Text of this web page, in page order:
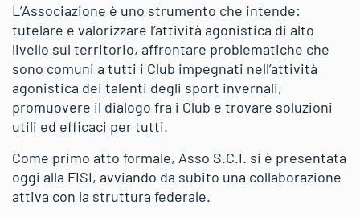
L’Associazione è uno strumento che intende:
tutelare e valorizzare l’attività agonistica di alto
livello sul territorio, affrontare problematiche che
sono comuni a tutti i Club impegnati nell’attività
agonistica dei talenti degli sport invernali,
promuovere il dialogo fra i Club e trovare soluzioni
utili ed efficaci per tutti.
Come primo atto formale, Asso S.C.I. si è presentata
oggi alla FISI, avviando da subito una collaborazione
attiva con la struttura federale.